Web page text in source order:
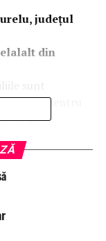
județul
din
în doliu pentru
am fost alertați
raza localității
să fie